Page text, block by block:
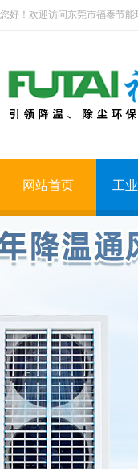
您好！欢迎访问东莞市福泰节能
网站首页 工